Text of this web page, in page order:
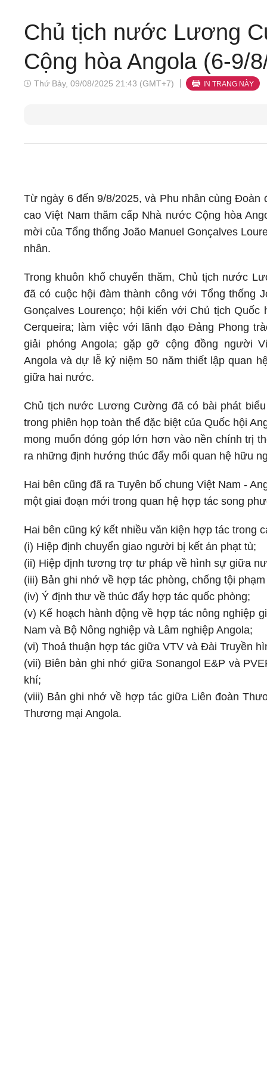
Chủ tịch nước Lương
Cộng hòa Angola (6-9/
Thứ Bảy, 09/08/2025 21:43 (GMT+7) IN TRANG NÀY
Từ ngày 6 đến 9/8/2025, và Phu nhân cùng Đoàn
cao Việt Nam thăm cấp Nhà nước Cộng hòa
mời của Tổng thống João Manuel Gonçalves
nhân.
Trong khuôn khổ chuyến thăm, Chủ tịch nước
đã có cuộc hội đàm thành công với Tổng thống
Gonçalves Lourenço; hội kiến với Chủ tịch Quốc
Cerqueira; làm việc với lãnh đạo Đảng Phong
giải phóng Angola; gặp gỡ cộng đồng người
Angola và dự lễ kỷ niệm 50 năm thiết lập quan
giữa hai nước.
Chủ tịch nước Lương Cường đã có bài phát
trong phiên họp toàn thể đặc biệt của Quốc hội
mong muốn đóng góp lớn hơn vào nền chính trị
ra những định hướng thúc đẩy mối quan hệ hữu
Hai bên cũng đã ra Tuyên bố chung Việt Nam -
một giai đoạn mới trong quan hệ hợp tác song
Hai bên cũng ký kết nhiều văn kiện hợp tác trong
(i) Hiệp định chuyển giao người bị kết án phạt tù;
(ii) Hiệp định tương trợ tư pháp về hình sự giữa
(iii) Bản ghi nhớ về hợp tác phòng, chống tội
(iv) Ý định thư về thúc đẩy hợp tác quốc phòng;
(v) Kế hoạch hành động về hợp tác nông nghiệp
Nam và Bộ Nông nghiệp và Lâm nghiệp Angola;
(vi) Thoả thuận hợp tác giữa VTV và Đài Truyền
(vii) Biên bản ghi nhớ giữa Sonangol E&P và
khí;
(viii) Bản ghi nhớ về hợp tác giữa Liên đoàn
Thương mại Angola.